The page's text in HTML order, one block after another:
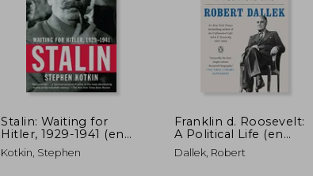
Stalin: Waiting for
Hitler, 1929-1941 (en
Inglés)
Kotkin, Stephen
Franklin d. Roosevelt:
A Political Life (en
Inglés)
Dallek, Robert